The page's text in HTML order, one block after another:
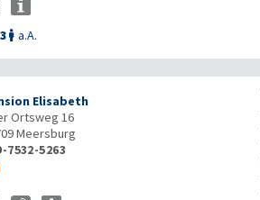
3  a.A.
Elisabeth
Ortsweg 16
Meersburg
7532-5263